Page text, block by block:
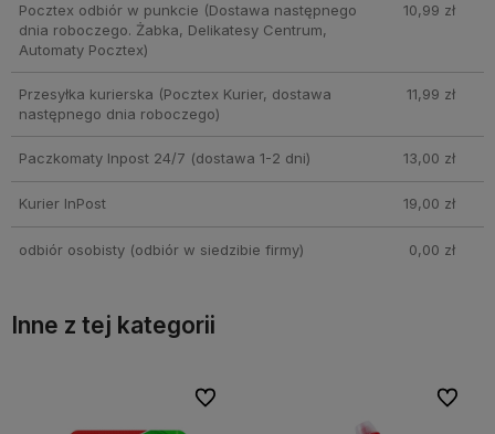
Pocztex odbiór w punkcie (Dostawa następnego
dnia roboczego. Żabka, Delikatesy Centrum,
Automaty Pocztex)
10,99 zł
Przesyłka kurierska (Pocztex Kurier, dostawa
następnego dnia roboczego)
11,99 zł
Paczkomaty Inpost 24/7 (dostawa 1-2 dni) 13,00 zł
Kurier InPost 19,00 zł
odbiór osobisty(odbiór w siedzibie firmy) 0,00 zł
Inne z tej kategorii
Do ulubionych
Do ulubionych Do
Do